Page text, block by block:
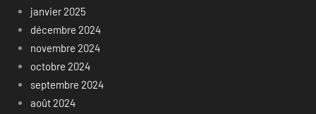
janvier 2025
décembre 2024
novembre 2024
octobre 2024
septembre 2024
août 2024